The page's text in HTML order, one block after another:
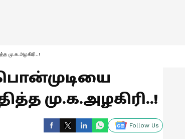
மு.க.அழகிரி..!
மு.க.அழகிரி..!
Follow Us